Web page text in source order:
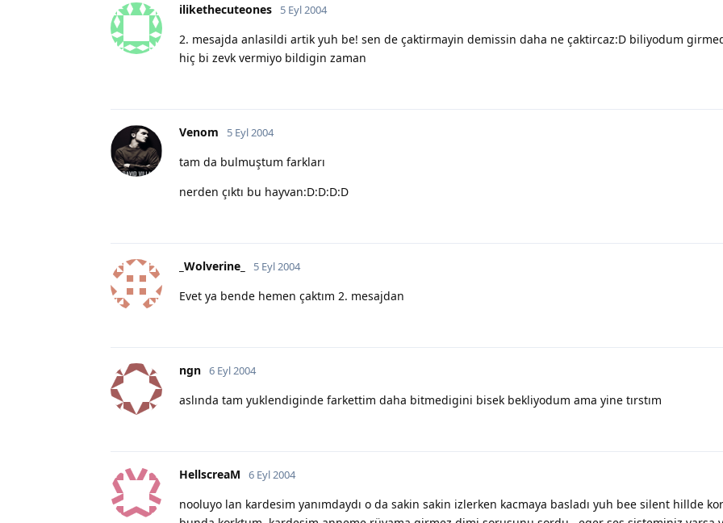
ilikethecuteones 5 Eyl 2004
2. mesajda anlasildi artik yuh be! sen de çaktirmayin demissin daha ne çaktircaz:D biliyodum
hiç bi zevk vermiyo bildigin zaman
Venom 5 Eyl 2004
tam da bulmuştum farkları
nerden çıktı bu hayvan:D:D:D:D
_Wolverine_ 5 Eyl 2004
Evet ya bende hemen çaktım 2. mesajdan
ngn 6 Eyl 2004
aslında tam yuklendiginde farkettim daha bitmedigini bisek bekliyodum ama yine tırstım
HellscreaM 6 Eyl 2004
nooluyo lan kardesim yanımdaydı o da sakin sakin izlerken kacmaya basladı yuh bee silent hillde